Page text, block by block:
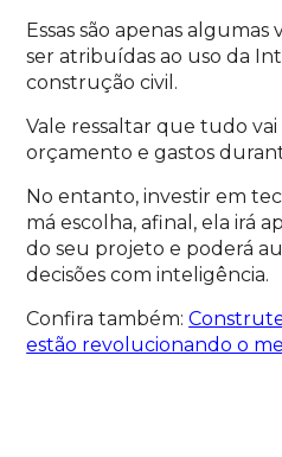
Essas são apenas
ser atribuídas ao uso da
construção civil.
Vale ressaltar que tudo
orçamento e gastos
No entanto, investir em
má escolha, afinal, ela irá
do seu projeto e poderá
decisões com inteligência.
Confira também:
estão revolucionando o